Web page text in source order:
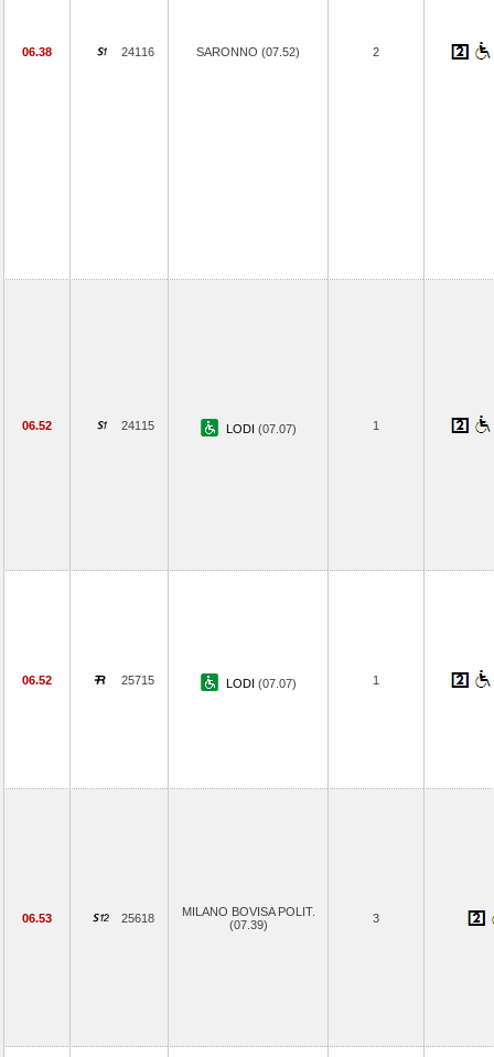
06.38 24116 SARONNO (07.52) 2
06.52 24115 LODI (07.07) 1
06.52 25715 LODI (07.07) 1
06.53 25618
MILANO BOVISA POLIT.
(07.39)
3